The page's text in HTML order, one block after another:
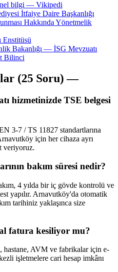
bilgi — Vikipedi
İtfaiye Daire Başkanlığı
Hakkında Yönetmelik
Bakanlığı — İSG Mevzuatı
Bilinci
(25 Soru) —
hizmetinizde TSE belgesi
3-7 / TS 11827 standartlarına
için her cihaza ayrı
veriyoruz.
bakım süresi nedir?
4 yılda bir iç gövde kontrolü ve
yapılır. Arnavutköy'da otomatik
tarihiniz yaklaşınca size
fatura kesiliyor mu?
AVM ve fabrikalar için e-
işletmelere cari hesap imkânı